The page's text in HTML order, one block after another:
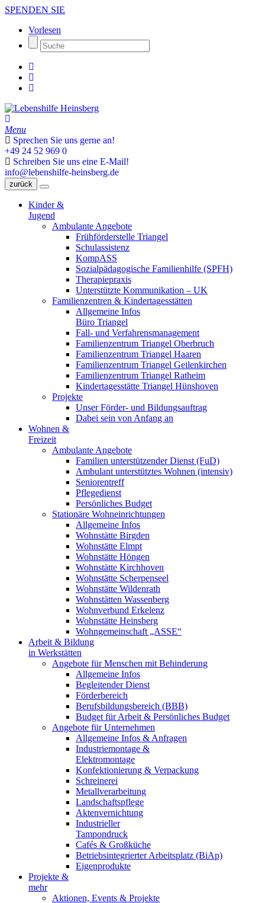
SPENDEN SIE
Vorlesen
Menu
Sprechen Sie uns gerne an!
+49 24 52 969 0
Schreiben Sie uns eine E-Mail!
info@lebenshilfe-heinsberg.de
zurück
Kinder &
Jugend
Ambulante Angebote
Frühförderstelle Triangel
Schulassistenz
KompASS
Sozialpädagogische Familienhilfe (SPFH)
Therapiepraxis
Unterstützte Kommunikation – UK
Familienzentren & Kindertagesstätten
Allgemeine Infos
Büro Triangel
Fall- und Verfahrensmanagement
Familienzentrum Triangel Oberbruch
Familienzentrum Triangel Haaren
Familienzentrum Triangel Geilenkirchen
Familienzentrum Triangel Ratheim
Kindertagesstätte Triangel Hünshoven
Projekte
Unser Förder- und Bildungsauftrag
Dabei sein von Anfang an
Wohnen &
Freizeit
Ambulante Angebote
Familien unterstützender Dienst (FuD)
Ambulant unterstütztes Wohnen (intensiv)
Seniorentreff
Pflegedienst
Persönliches Budget
Stationäre Wohneinrichtungen
Allgemeine Infos
Wohnstätte Birgden
Wohnstätte Elmpt
Wohnstätte Höngen
Wohnstätte Kirchhoven
Wohnstätte Scherpenseel
Wohnstätte Wildenrath
Wohnstätten Wassenberg
Wohnverbund Erkelenz
Wohnstätte Heinsberg
Wohngemeinschaft „ASSE“
Arbeit & Bildung
in Werkstätten
Angebote für Menschen mit Behinderung
Allgemeine Infos
Begleitender Dienst
Förderbereich
Berufsbildungsbereich (BBB)
Budget für Arbeit & Persönliches Budget
Angebote für Unternehmen
Allgemeine Infos & Anfragen
Industriemontage &
Elektromontage
Konfektionierung & Verpackung
Schreinerei
Metallverarbeitung
Landschaftspflege
Aktenvernichtung
Industrieller
Tampondruck
Cafés & Großküche
Betriebsintegrierter Arbeitsplatz (BiAp)
Eigenprodukte
Projekte &
mehr
Aktionen, Events & Projekte